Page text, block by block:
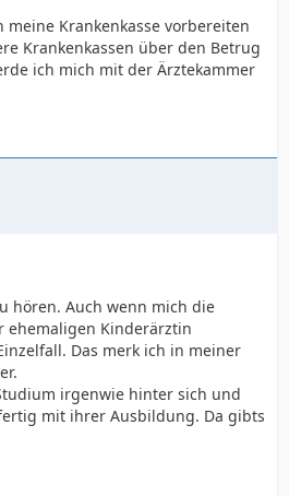
Krankenkasse vorbereiten
Krankenkassen über den Betrug
ich mich mit der Ärztekammer
hören. Auch wenn mich die
ehemaligen Kinderärztin
Das merk ich in meiner
irgenwie hinter sich und
mit ihrer Ausbildung. Da gibts